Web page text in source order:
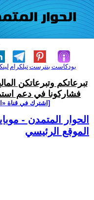
تيلكرامبنترست بودكاست
تبرعاتكم وتبرعاتكن
فشاركونا في دعم
[اشترك في قناة
الحوار المتمدن -
الموقع الرئيسي